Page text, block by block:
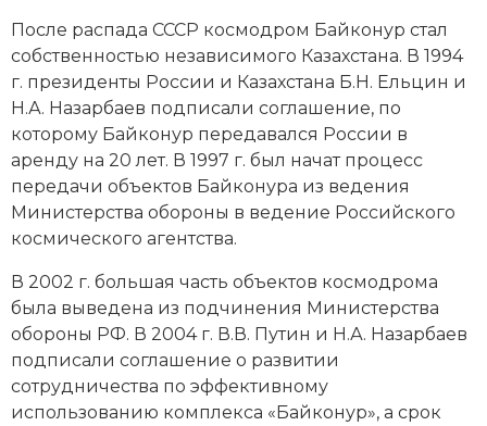
После распада СССР космодром Байконур стал
собственностью независимого Казахстана. В 1994
г. президенты России и Казахстана Б.Н. Ельцин и
Н.А. Назарбаев подписали соглашение, по
которому Байконур передавался России в
аренду на 20 лет. В 1997 г. был начат процесс
передачи объектов Байконура из ведения
Министерства обороны в ведение Российского
космического агентства.
В 2002 г. большая часть объектов космодрома
была выведена из подчинения Министерства
обороны РФ. В 2004 г. В.В. Путин и Н.А. Назарбаев
подписали соглашение о развитии
сотрудничества по эффективному
использованию комплекса «Байконур», а срок